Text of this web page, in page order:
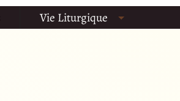
Vie Liturgique